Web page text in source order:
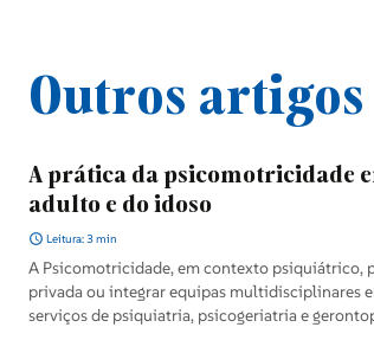
Educação e Escolas
Europa
Outros
A prática da psicomotricidade
adulto e do idoso
Leitura: 3 min
A Psicomotricidade, em contexto psiquiátrico,
privada ou integrar equipas multidisciplinares
serviços de psiquiatria, psicogeriatria e